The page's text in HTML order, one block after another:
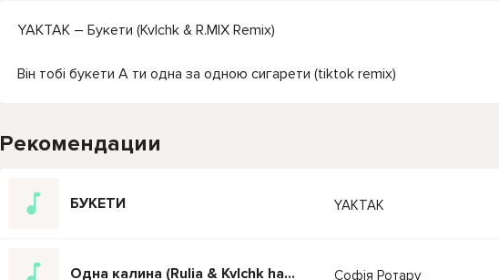
YAKTAK – Букети (Kvlchk & R.MIX Remix)
Він тобі букети А ти одна за одною сигарети (tiktok remix)
Рекомендации
БУКЕТИ YAKTAK
Одна калина (Rulia & Kvlchk hardstyle remix) Сумно, сумно аж за край Софія Ротару